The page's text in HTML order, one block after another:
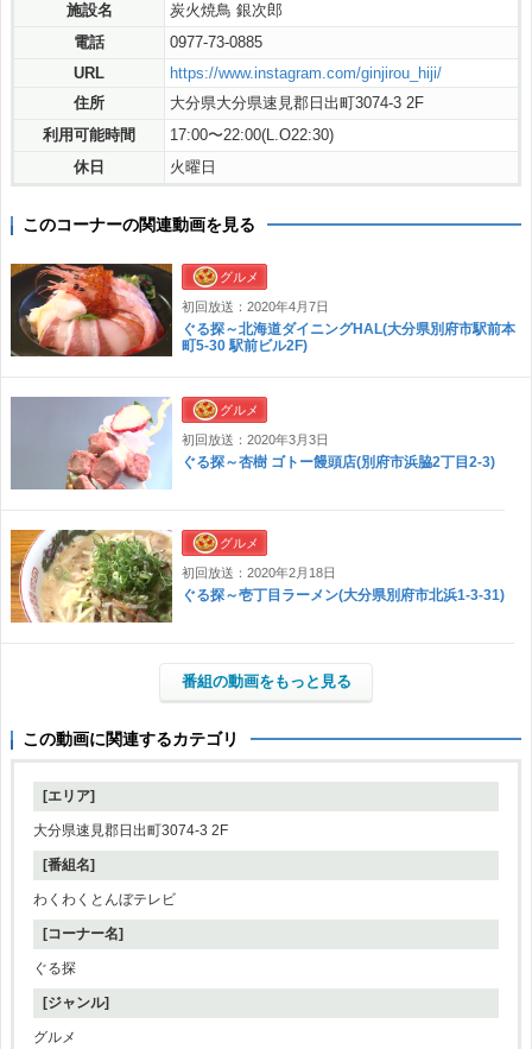
施設名
炭火焼鳥 銀次郎
電話
0977-73-0885
URL
https://www.instagram.com/ginjirou_hiji/
住所
大分県大分県速見郡日出町3074-3 2F
利用可能時間
17:00〜22:00(L.O22:30)
休日
火曜日
このコーナーの関連動画を見る
グルメ
初回放送：2020年4月7日
ぐる探～北海道ダイニングHAL(大分県別府市駅前本
町5-30 駅前ビル2F)
グルメ
初回放送：2020年3月3日
ぐる探～杏樹 ゴトー饅頭店(別府市浜脇2丁目2-3)
グルメ
初回放送：2020年2月18日
ぐる探～壱丁目ラーメン(大分県別府市北浜1-3-31)
番組の動画をもっと見る
この動画に関連するカテゴリ
[エリア]
大分県速見郡日出町3074-3 2F
[番組名]
わくわくとんぼテレビ
[コーナー名]
ぐる探
[ジャンル]
グルメ